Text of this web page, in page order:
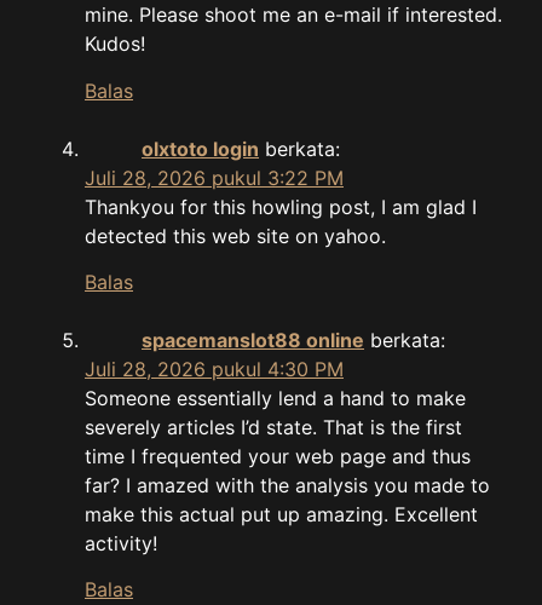
mine. Please shoot me an e-mail if interested.
Kudos!
Balas
olxtoto login berkata:
Juli 28, 2026 pukul 3:22 PM
Thankyou for this howling post, I am glad I
detected this web site on yahoo.
Balas
spacemanslot88 online berkata:
Juli 28, 2026 pukul 4:30 PM
Someone essentially lend a hand to make
severely articles I’d state. That is the first
time I frequented your web page and thus
far? I amazed with the analysis you made to
make this actual put up amazing. Excellent
activity!
Balas